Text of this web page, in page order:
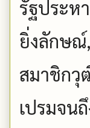
รัฐประห
ยิ่งลักษณ์
สมาชิกวุ
เปรมจน